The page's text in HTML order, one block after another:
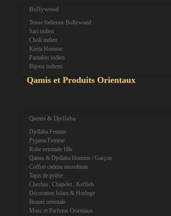
Bollywood
Tenue Indienne Bollywood
Sari indien
Choli indien
Kurta Homme
Pantalon indien
Bijoux indiens
Qamis et Produits Orientaux
Qamis & Djellaba
Djellaba Femme
Pyjama Femme
Robe orientale fille
Qamis & Djellaba Homme / Garçon
Coffret cadeau musulman
Tapis de prière
Chechia , Chapelet , Keffieh
Décoration Islam & Horloge
Beauté orientale
Musc et Parfums Orientaux